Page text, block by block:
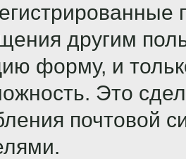
другим
форму, и
Это
почтовой